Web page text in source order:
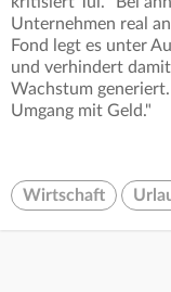
Unternehmen real
Fond legt es unter
und verhindert
Wachstum
Umgang mit Geld."
Wirtschaft